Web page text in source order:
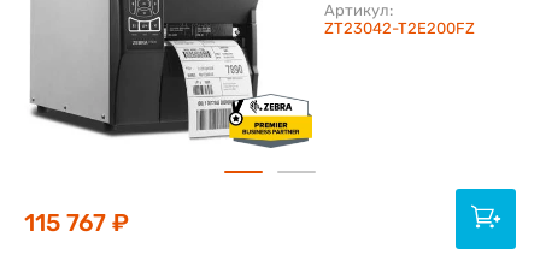
Артикул:
ZT23042-T2E200FZ
115 767 ₽